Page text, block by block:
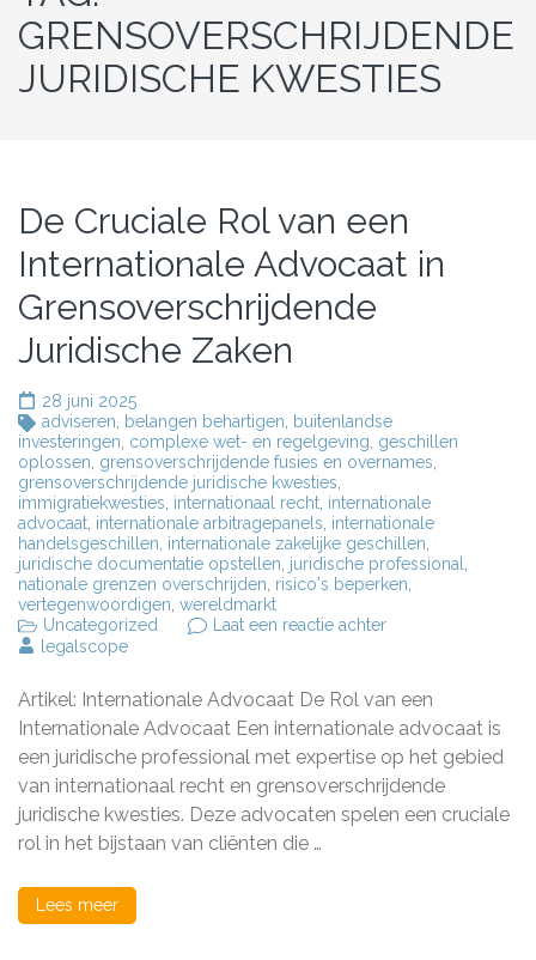
GRENSOVERSCHRIJDENDE
JURIDISCHE KWESTIES
De Cruciale Rol van een
Internationale Advocaat in
Grensoverschrijdende
Juridische Zaken
28 juni 2025
adviseren
belangen behartigen
buitenlandse
investeringen complexe wet- en regelgeving geschillen
oplossen grensoverschrijdende fusies en overnames
grensoverschrijdende juridische kwesties
immigratiekwesties internationaal recht internationale
advocaat internationale arbitragepanels internationale
handelsgeschillen internationale zakelijke geschillen
juridische documentatie opstellen juridische professional
nationale grenzen overschrijden risico's beperken
vertegenwoordigen wereldmarkt
Uncategorized
Laat een reactie achterop
van
een
Internationale
Advocaat
in
Juridische
legalscope
Artikel: Internationale Advocaat De Rol van een
Internationale Advocaat Een internationale advocaat is
een juridische professional met expertise op het gebied
van internationaal recht en grensoverschrijdende
juridische kwesties. Deze advocaten spelen een cruciale
rol in het bijstaan van cliënten die …
Lees meer